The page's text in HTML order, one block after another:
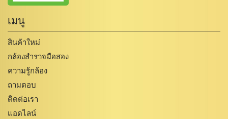
เมนู
สินค้าใหม่
กล้องสำรวจมือสอง
ความรู้กล้อง
ถามตอบ
ติดต่อเรา
แอดไลน์